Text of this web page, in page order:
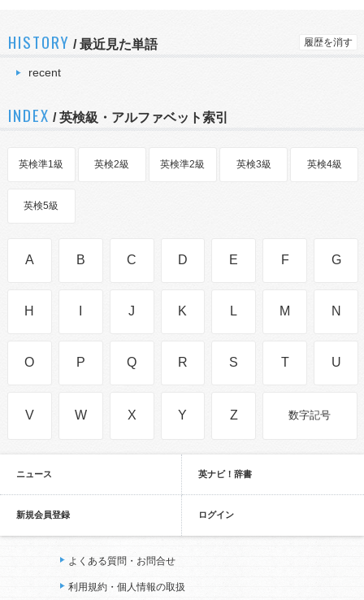
HISTORY /最近見た単語 履歴を消す
recent
INDEX / 英検級・アルファベット索引
英検準1級 英検2級 英検準2級 英検3級 英検4級
英検5級
A B C D E F G
H J K L M N
O P Q R S T U
V W X Y Z 数字記号
ニュース 英ナビ！辞書
新規会員登録 ログイン
よくある質問・お問合せ
利用規約・個人情報の取扱